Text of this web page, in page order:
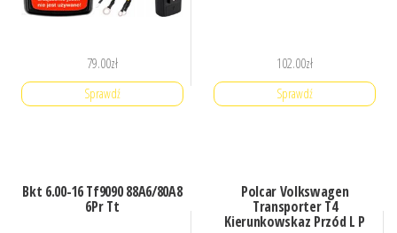
79.00zł
Sprawdź
102.00zł
Sprawdź
Bkt 6.00-16 Tf9090 88A6/80A8
6Pr Tt
Polcar Volkswagen
Transporter T4
Kierunkowskaz Przód L P